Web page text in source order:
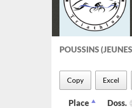
POUSSINS
Copy Excel
Place Doss.